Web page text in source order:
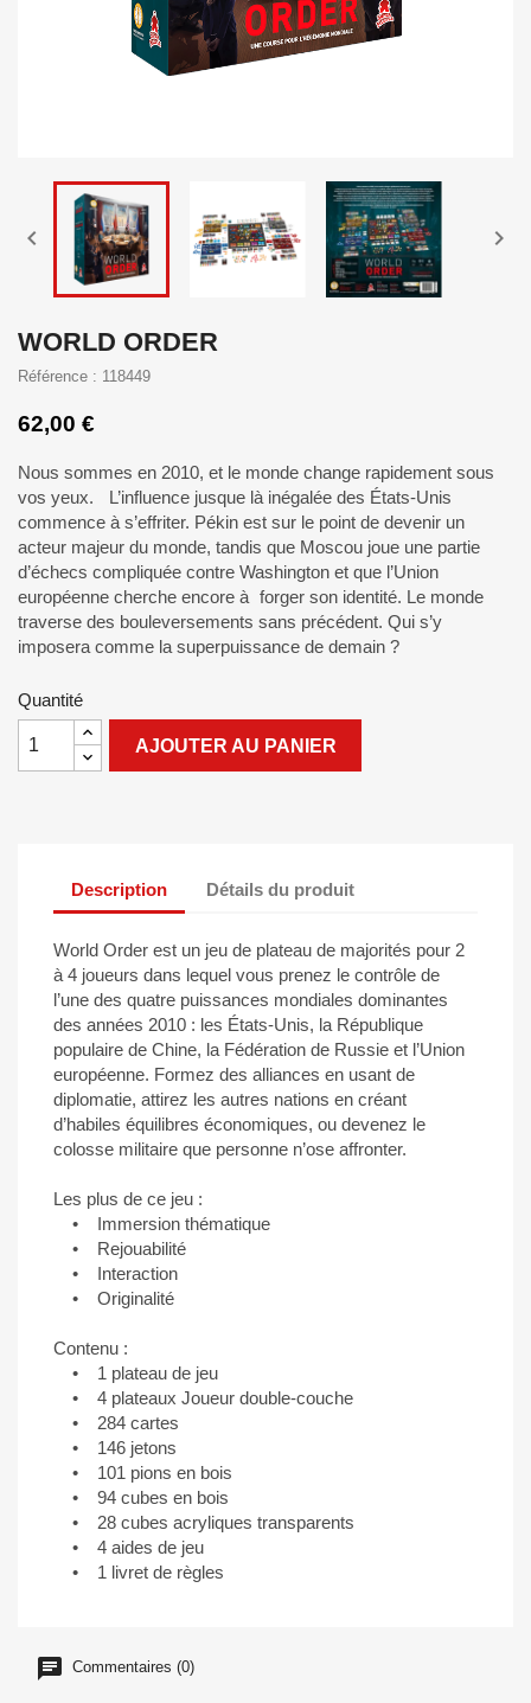
 
WORLD ORDER
Référence : 118449
62,00 €
Nous sommes en 2010, et le monde change rapidement sous
vos yeux. L’influence jusque là inégalée des États-Unis
commence à s’effriter. Pékin est sur le point de devenir un
acteur majeur du monde, tandis que Moscou joue une partie
d’échecs compliquée contre Washington et que l’Union
européenne cherche encore à forger son identité. Le monde
traverse des bouleversements sans précédent. Qui s’y
imposera comme la superpuissance de demain ?
Quantité
AJOUTER AU PANIER
Description Détails du produit
World Order est un jeu de plateau de majorités pour 2
à 4 joueurs dans lequel vous prenez le contrôle de
l’une des quatre puissances mondiales dominantes
des années 2010 : les États-Unis, la République
populaire de Chine, la Fédération de Russie et l’Union
européenne. Formez des alliances en usant de
diplomatie, attirez les autres nations en créant
d’habiles équilibres économiques, ou devenez le
colosse militaire que personne n’ose affronter.
Les plus de ce jeu :
• Immersion thématique
• Rejouabilité
• Interaction
• Originalité
Contenu :
• 1 plateau de jeu
• 4 plateaux Joueur double-couche
• 284 cartes
• 146 jetons
• 101 pions en bois
• 94 cubes en bois
• 28 cubes acryliques transparents
• 4 aides de jeu
• 1 livret de règles
Commentaires (0)